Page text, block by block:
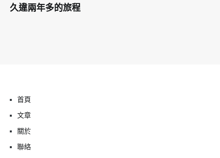
久違兩年多的旅程
首頁
文章
關於
聯絡